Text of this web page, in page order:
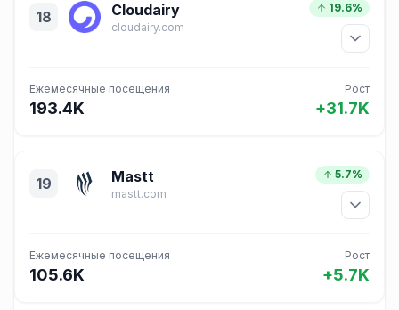
18 Cloudairy
cloudairy.com
19.6%
Ежемесячные посещения
193.4K
Рост
+31.7K
19 Mastt
mastt.com
5.7%
Ежемесячные посещения
105.6K
Рост
+5.7K